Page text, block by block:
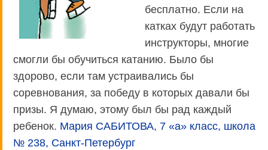
бесплатно. Если на
катках будут работать
инструкторы, многие
смогли бы обучиться катанию. Было бы
здорово, если там устраивались бы
соревнования, за победу в которых давали бы
призы. Я думаю, этому был бы рад каждый
ребенок. Мария САБИТОВА, 7 «а» класс, школа
№ 238, Санкт-Петербург